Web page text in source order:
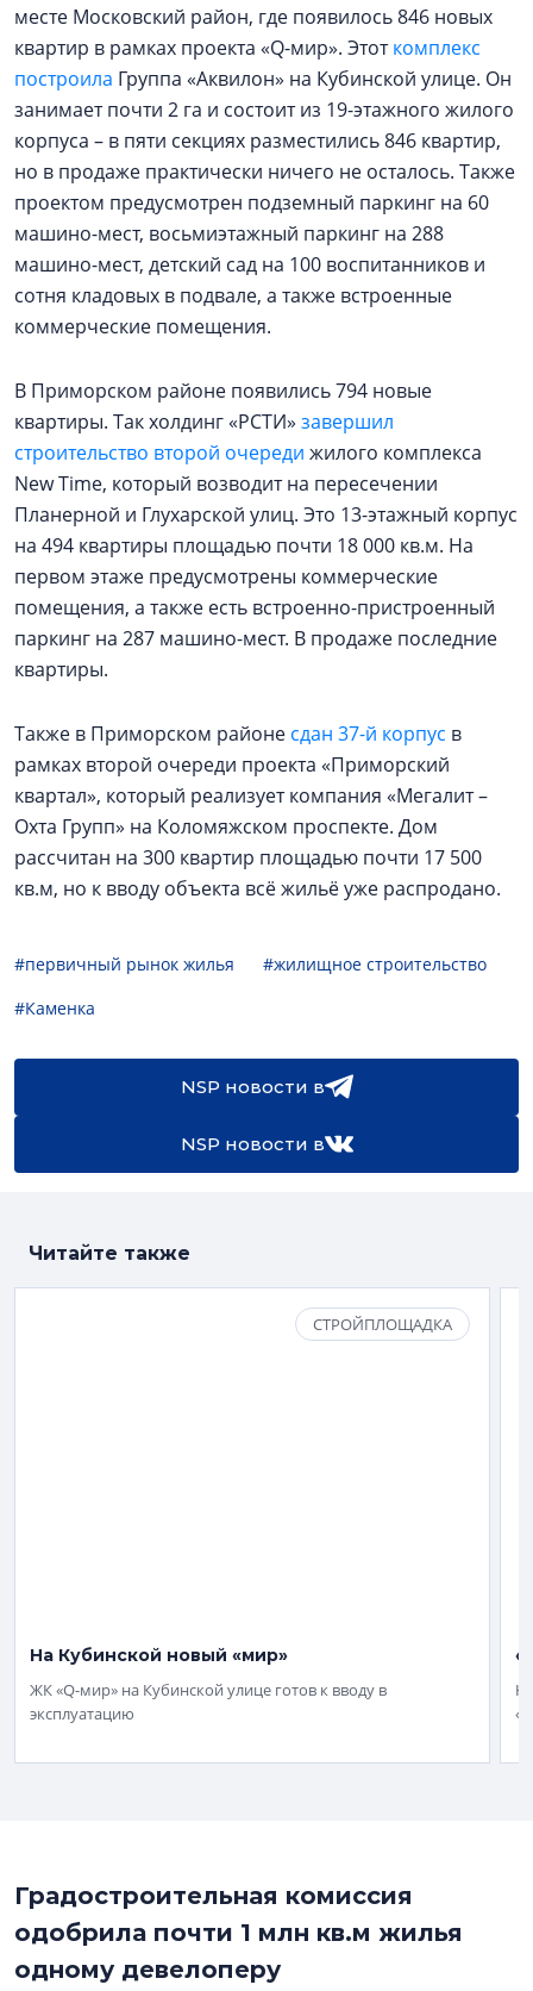
месте Московский район, где появилось 846 новых
квартир в рамках проекта «Q-мир». Этоткомплекс
построила Группа «Аквилон» на Кубинской улице. Он
занимает почти 2 га и состоит из 19-этажного жилого
корпуса – в пяти секциях разместились 846 квартир,
но в продаже практически ничего не осталось. Также
проектом предусмотрен подземный паркинг на 60
машино-мест, восьмиэтажный паркинг на 288
машино-мест, детский сад на 100 воспитанников и
сотня кладовых в подвале, а также встроенные
коммерческие помещения.
В Приморском районе появились 794 новые
квартиры. Так холдинг «РСТИ» завершил
строительство второй очереди жилого комплекса
New Time, который возводит на пересечении
Планерной и Глухарской улиц. Это 13-этажный корпус
на 494 квартиры площадью почти 18 000 кв.м. На
первом этаже предусмотрены коммерческие
помещения, а также есть встроенно-пристроенный
паркинг на 287 машино-мест. В продаже последние
квартиры.
Также в Приморском районе сдан 37-й корпус в
рамках второй очереди проекта «Приморский
квартал», который реализует компания «Мегалит –
Охта Групп» на Коломяжском проспекте. Дом
рассчитан на 300 квартир площадью почти 17 500
кв.м, но к вводу объекта всё жильё уже распродано.
#первичный рынок жилья
#жилищное строительство
#Каменка
NSP новости в
NSP новости в
Читайте также
СТРОЙПЛОЩАДКА
На Кубинской новый «мир»
ЖК «Q-мир» на Кубинской улице готов к вводу в
эксплуатацию
Градостроительная комиссия
одобрила почти 1 млн кв.м жилья
одному девелоперу